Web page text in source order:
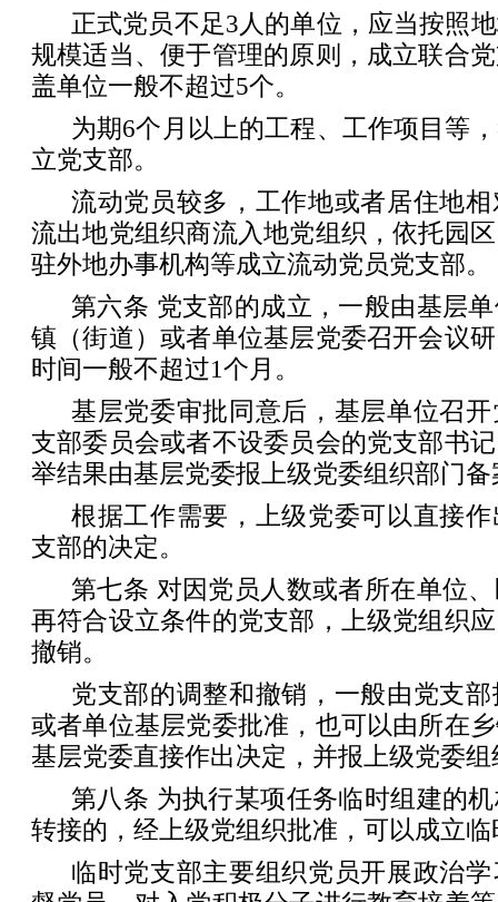
正式党员不足3人的单位，应当按照
规模适当、便于管理的原则，成立联合
盖单位一般不超过5个。
为期6个月以上的工程、工作项目等
立党支部。
流动党员较多，工作地或者居住地
流出地党组织商流入地党组织，依托园
驻外地办事机构等成立流动党员党支部。
第六条 党支部的成立，一般由基层
镇（街道）或者单位基层党委召开会议
时间一般不超过1个月。
基层党委审批同意后，基层单位召
支部委员会或者不设委员会的党支部书
举结果由基层党委报上级党委组织部门备
根据工作需要，上级党委可以直接
支部的决定。
第七条 对因党员人数或者所在单位
再符合设立条件的党支部，上级党组织
撤销。
党支部的调整和撤销，一般由党支
或者单位基层党委批准，也可以由所在
基层党委直接作出决定，并报上级党委
第八条 为执行某项任务临时组建的
转接的，经上级党组织批准，可以成立
临时党支部主要组织党员开展政治